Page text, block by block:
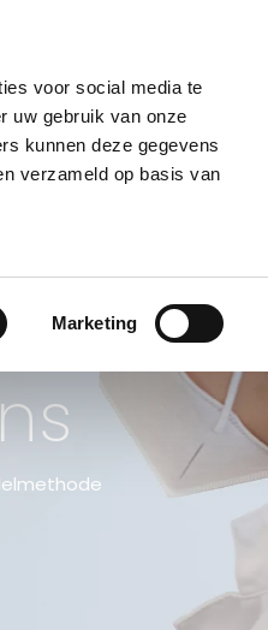
voor social media te
uw gebruik van onze
kunnen deze gegevens
verzameld op basis van
Marketing
KLINIEKWEBSHOP